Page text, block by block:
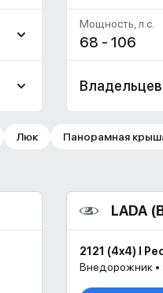
68 - 106
Мощность, л.с.
Владельцев
Люк Панорамная
LADA
2121 (4x4) I
Внедорожник •